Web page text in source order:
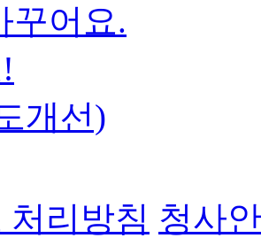
꾸어요.
개선)
리방침 청사